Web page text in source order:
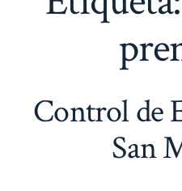
Control de
San